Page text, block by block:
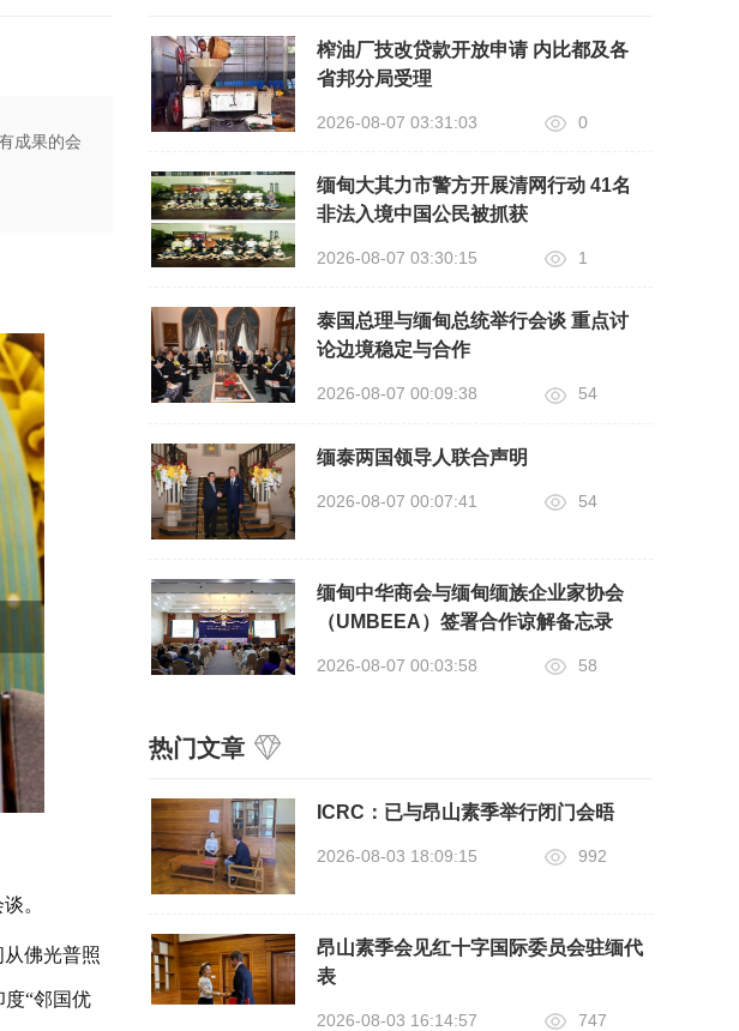
成果的会
。
佛光普照
“邻国优
榨油厂技改贷款开放申请 内比都及各
省邦分局受理
2026-08-07 03:31:03 0
缅甸大其力市警方开展清网行动 41名
非法入境中国公民被抓获
2026-08-07 03:30:15 1
泰国总理与缅甸总统举行会谈 重点讨
论边境稳定与合作
2026-08-07 00:09:38 54
缅泰两国领导人联合声明
2026-08-07 00:07:41 54
缅甸中华商会与缅甸缅族企业家协会
（UMBEEA）签署合作谅解备忘录
2026-08-07 00:03:58 58
热门文章
ICRC：已与昂山素季举行闭门会晤
2026-08-03 18:09:15 992
昂山素季会见红十字国际委员会驻缅代
表
2026-08-03 16:14:57 747